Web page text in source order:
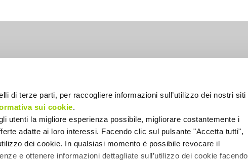
di terze parti, per raccogliere informazioni sull’utilizzo dei nostri siti
sui cookie.
utenti la migliore esperienza possibile, migliorare costantemente i
adatte ai loro interessi. Facendo clic sul pulsante "Accetta tutti",
dei cookie. In qualsiasi momento è possibile revocare il
e ottenere informazioni dettagliate sull’utilizzo dei cookie facendo